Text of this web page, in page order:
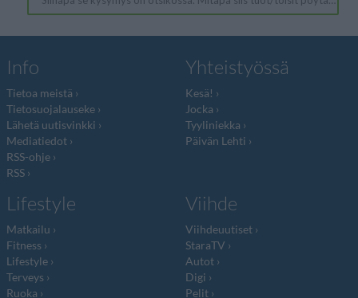
Info
Tietoa meistä
Tietosuojalauseke
Lähetä uutisvinkki
Mediatiedot
RSS-ohje
RSS
Yhteistyössä
Kesä!
Jocka
Tyyliniekka
Päivän Lehti
Lifestyle
Matkailu
Fitness
Lifestyle
Terveys
Ruoka
Viihde
Viihdeuutiset
StaraTV
Autot
Digi
Pelit